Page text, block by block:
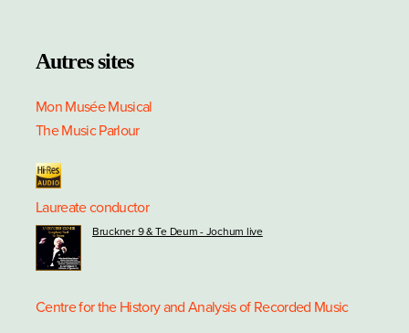
Autres sites
Mon Musée Musical
The Music Parlour
Laureate conductor
Bruckner 9 & Te Deum - Jochum live
Centre for the History and Analysis of Recorded Music